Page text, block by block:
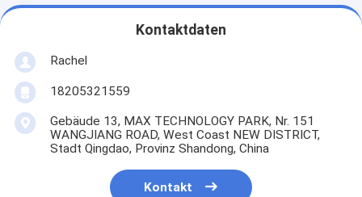
Kontaktdaten
Rachel
18205321559
Gebäude 13, MAX TECHNOLOGY PARK, Nr. 151
WANGJIANG ROAD, West Coast NEW DISTRICT,
Stadt Qingdao, Provinz Shandong, China
Kontakt